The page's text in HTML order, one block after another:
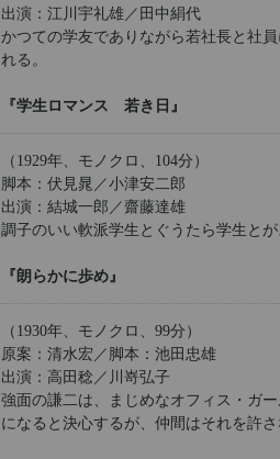
出演：江川宇礼雄／田中絹代
かつての学友でありながら若社長と社
れる。
『学生ロマンス 若き日』
（1929年、モノクロ、104分）
脚本：伏見晁／小津安二郎
出演：結城一郎／齋藤達雄
調子のいい軟派学生とぐうたら学生と
『朗らかに歩め』
（1930年、モノクロ、99分）
原案：清水宏／脚本：池田忠雄
出演：高田稔／川嵜弘子
強面の謙二は、まじめなオフィス・ガ
になると決心するが、仲間はそれを許さ